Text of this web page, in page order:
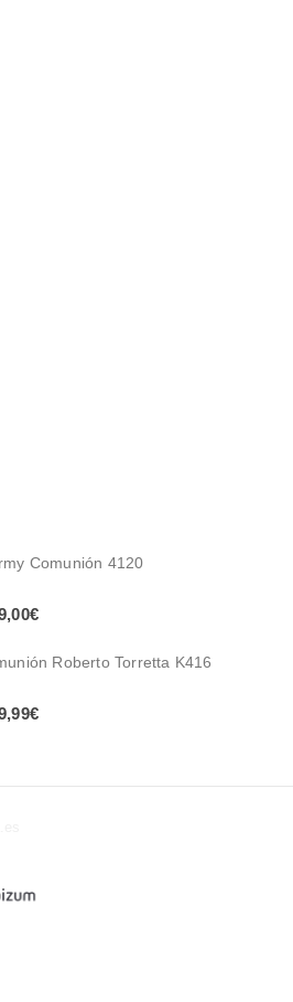
Comunión 4120
€
Roberto Torretta K416
€